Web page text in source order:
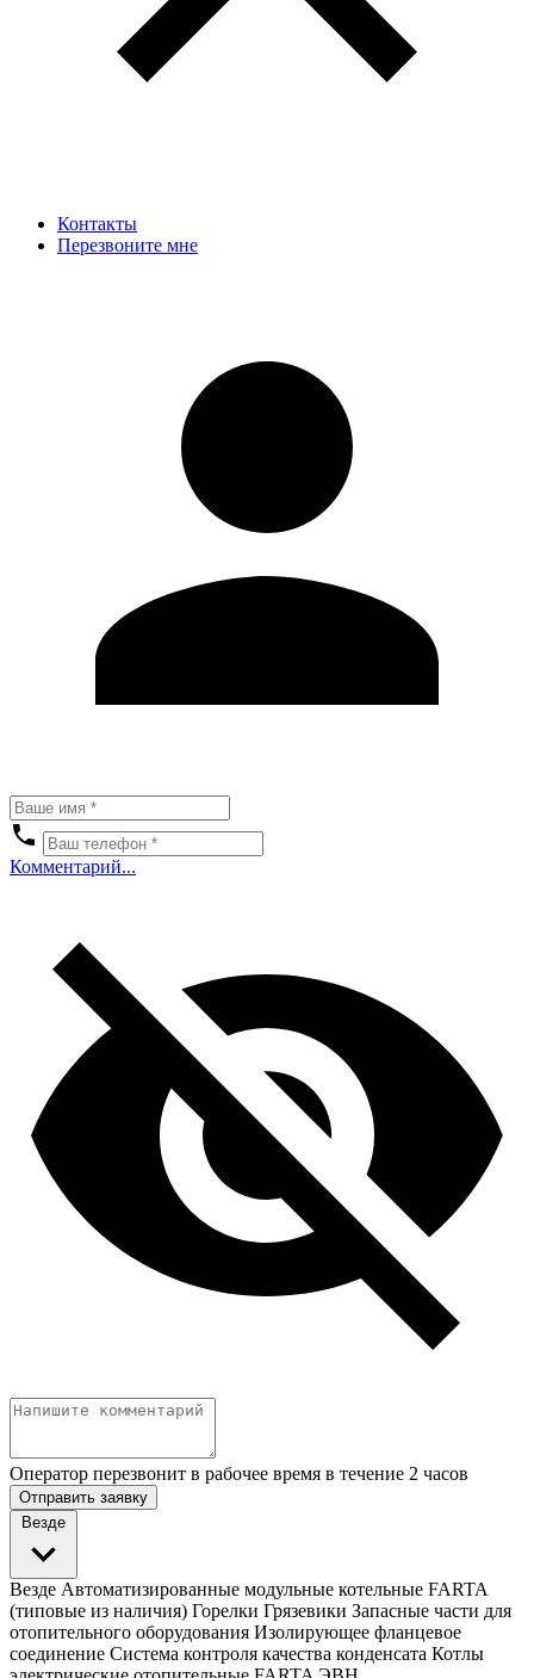
Контакты
Перезвоните мне
Комментарий...
Оператор перезвонит в рабочее время в течение 2 часов
Отправить заявку
Везде
Везде Автоматизированные модульные котельные FARTA
(типовые из наличия) Горелки Грязевики Запасные части для
отопительного оборудования Изолирующее фланцевое
соединение Система контроля качества конденсата Котлы